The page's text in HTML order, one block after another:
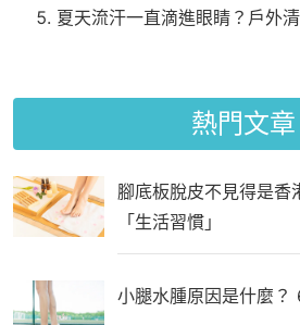
夏天流汗一直滴進眼睛？戶外
熱門文章
腳底板脫皮不見得是香
「生活習慣」
小腿水腫原因是什麼？